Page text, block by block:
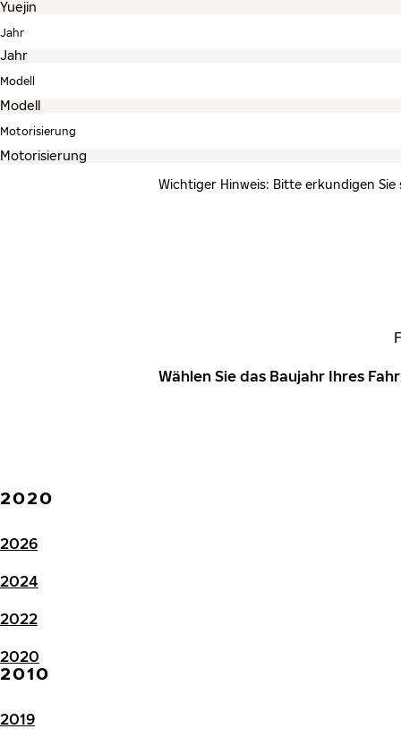
Jahr
Modell
Motorisierung
Wichtiger Hinweis: Bitte erkundigen
Wählen Sie das Baujahr Ihres
2020
2026
2024
2022
2020
2010
2019